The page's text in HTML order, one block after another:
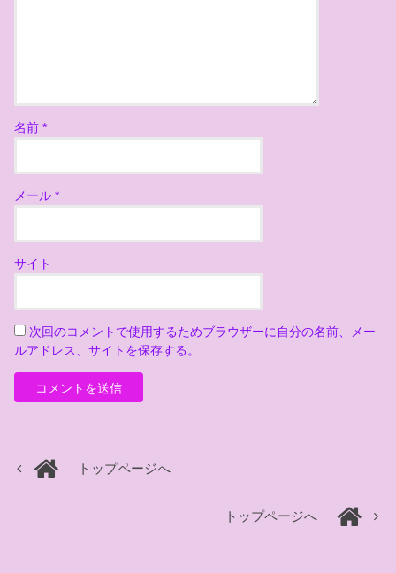
名前*
メール*
サイト
次回のコメントで使用するためブラウザーに自分の名前、メー
ルアドレス、サイトを保存する。
トップページへ
トップページへ